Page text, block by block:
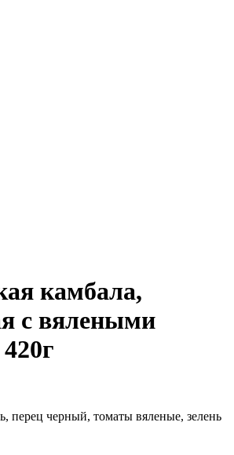
камбала,
с вялеными
перец черный, томаты вяленые, зелень